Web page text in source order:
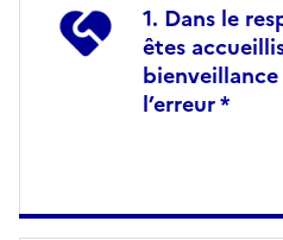
Dans le
êtes
l’erreur *